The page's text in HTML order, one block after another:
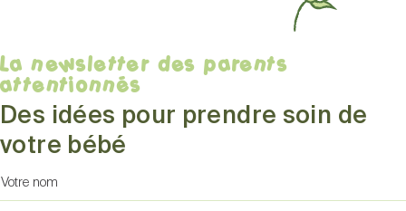
La newsletter des parents
attentionnés
Des idées pour prendre soin de
votre bébé